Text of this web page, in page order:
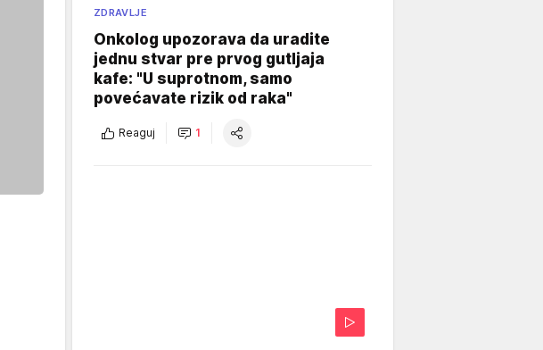
ZDRAVLJE
Onkolog upozorava da uradite
jednu stvar pre prvog gutljaja
kafe: "U suprotnom, samo
povećavate rizik od raka"
Reaguj 1